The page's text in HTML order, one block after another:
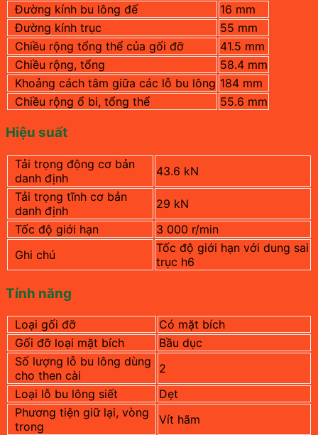
Đường kính bu lông đế
16 mm
Đường kính trục
55 mm
Chiều rộng tổng thể của gối đỡ
41.5 mm
Chiều rộng, tổng
58.4 mm
Khoảng cách tâm giữa các lỗ bu lông 184 mm
Chiều rộng ổ bi, tổng thể
55.6 mm
Hiệu suất
Tải trọng động cơ bản
danh định
43.6 kN
Tải trọng tĩnh cơ bản
danh định
29 kN
Tốc độ giới hạn
3 000 r/min
Ghi chú
Tốc độ giới hạn với dung sai
trục h6
Tính năng
Loại gối đỡ
Có mặt bích
Gối đỡ loại mặt bích
Bầu dục
Số lượng lỗ bu lông dùng
cho then cài
2
Loại lỗ bu lông siết
Dẹt
Phương tiện giữ lại, vòng
trong
Vít hãm